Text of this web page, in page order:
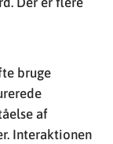
bruge
af
Interaktionen